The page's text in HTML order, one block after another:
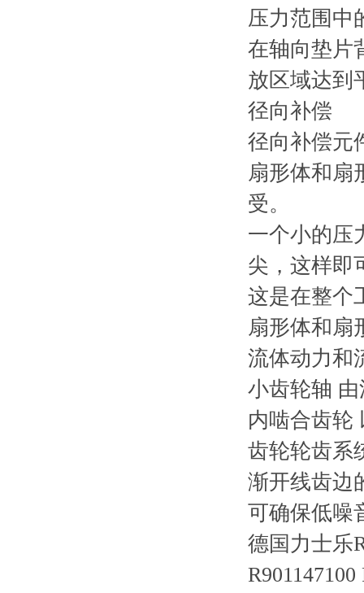
压力范围中
在轴向垫片
放区域达到
径向补偿
径向补偿元
扇形体和扇
受。
一个小的压
尖，这样即
这是在整个
扇形体和扇
流体动力和
小齿轮轴
内啮合齿轮
齿轮轮齿系
渐开线齿边
可确保低噪
德国力士乐